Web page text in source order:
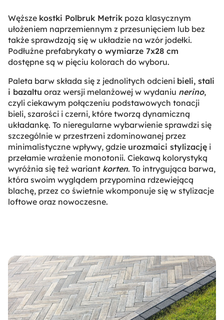
Węższe kostki Polbruk Metrik poza klasycznym
ułożeniem naprzemiennym z przesunięciem lub bez
także sprawdzają się w układzie na wzór jodełki.
Podłużne prefabrykaty o wymiarze 7x28 cm
dostępne są w pięciu kolorach do wyboru.
Paleta barw składa się z jednolitych odcieni bieli, stali
i bazaltu oraz wersji melanżowej w wydaniu nerino,
czyli ciekawym połączeniu podstawowych tonacji
bieli, szarości i czerni, które tworzą dynamiczną
układankę. To nieregularne wybarwienie sprawdzi się
szczególnie w przestrzeni zdominowanej przez
minimalistyczne wpływy, gdzie urozmaici stylizację i
przełamie wrażenie monotonii. Ciekawą kolorystyką
wyróżnia się też wariant korten. To intrygująca barwa,
która swoim wyglądem przypomina rdzewiejącą
blachę, przez co świetnie wkomponuje się w stylizacje
loftowe oraz nowoczesne.